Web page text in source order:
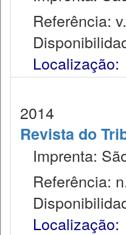
Referência:
Localização:
2014
Revista do
Imprenta:
Referência:
Localização: